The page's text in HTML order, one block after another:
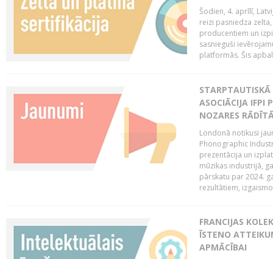
Šodien, 4. aprīlī,
reizi pasniedza
producentiem un
sasnieguši
platformās. Šis
STARPTAUTISKĀ
ASOCIĀCIJA IFPI
NOZARES
Londonā notikusi
Phonographic
prezentācija un
mūzikas industrijā,
pārskatu par 2024.
rezultātiem,
FRANCIJAS
ĪSTENO
APMĀCĪBAI